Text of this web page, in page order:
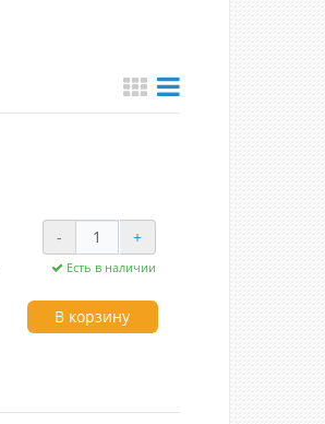
- +
Есть в наличии
В корзину